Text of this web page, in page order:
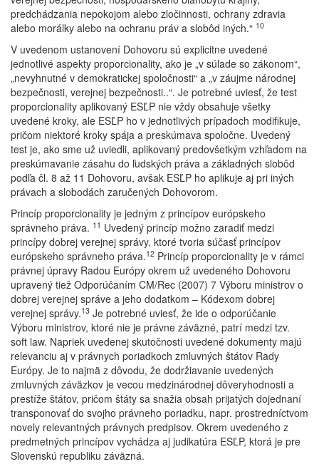
predchádzania nepokojom alebo zločinnosti, ochrany zdravia
alebo morálky alebo na ochranu práv a slobôd iných.“ 10
V uvedenom ustanovení Dohovoru sú explicitne uvedené
jednotlivé aspekty proporcionality, ako je „v súlade so zákonom“,
„nevyhnutné v demokratickej spoločnosti“ a „v záujme národnej
bezpečnosti, verejnej bezpečnosti..“. Je potrebné uviesť, že test
proporcionality aplikovaný ESĽP nie vždy obsahuje všetky
uvedené kroky, ale ESĽP ho v jednotlivých prípadoch modifikuje,
pričom niektoré kroky spája a preskúmava spoločne. Uvedený
test je, ako sme už uviedli, aplikovaný predovšetkým vzhľadom na
preskúmavanie zásahu do ľudských práva a základných slobôd
podľa čl. 8 až 11 Dohovoru, avšak ESĽP ho aplikuje aj pri iných
právach a slobodách zaručených Dohovorom.
Princíp proporcionality je jedným z princípov európskeho
správneho práva. 11 Uvedený princíp možno zaradiť medzi
princípy dobrej verejnej správy, ktoré tvoria súčasť princípov
európskeho správneho práva.12 Princíp proporcionality je v rámci
právnej úpravy Radou Európy okrem už uvedeného Dohovoru
upravený tiež Odporúčaním CM/Rec (2007) 7 Výboru ministrov o
dobrej verejnej správe a jeho dodatkom – Kódexom dobrej
verejnej správy.13 Je potrebné uviesť, že ide o odporúčanie
Výboru ministrov, ktoré nie je právne záväzné, patrí medzi tzv.
soft law. Napriek uvedenej skutočnosti uvedené dokumenty majú
relevanciu aj v právnych poriadkoch zmluvných štátov Rady
Európy. Je to najmä z dôvodu, že dodržiavanie uvedených
zmluvných záväzkov je vecou medzinárodnej dôveryhodnosti a
prestíže štátov, pričom štáty sa snažia obsah prijatých dojednaní
transponovať do svojho právneho poriadku, napr. prostredníctvom
novely relevantných právnych predpisov. Okrem uvedeného z
predmetných princípov vychádza aj judikatúra ESĽP, ktorá je pre
Slovenskú republiku záväzná.